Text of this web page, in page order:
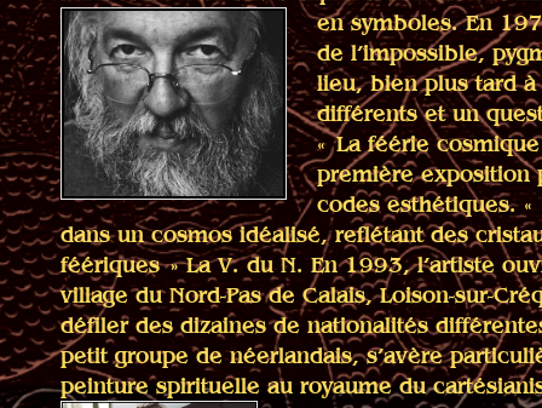
en symboles.En
de l’impossible,
lieu, bien plus tard
différents et un
« La féérie
première exposition
codes esthétiques.
dans un cosmos idéalisé, reflétant des
féériques » La V. du N. En 1993, l’artiste
village du Nord-Pas de Calais, Loison-sur-
défiler des dizaines de nationalités
petit groupe de néerlandais, s’avère
peinture spirituelle au royaume du